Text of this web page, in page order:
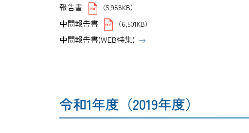
報告書 （5,988KB）
中間報告書 （6,501KB）
中間報告書(WEB特集)
令和1年度（2019年度）